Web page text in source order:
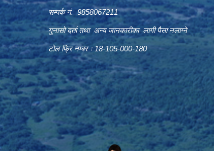
सम्पर्क नं. 9858067211
गुनासो दर्ता तथा अन्य जानकारीका लागी पैसा नलाग्ने
टोल फ्रि नम्बर ः 18-105-000-180